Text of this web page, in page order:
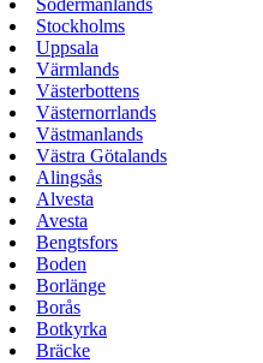
Södermanlands
Stockholms
Uppsala
Värmlands
Västerbottens
Västernorrlands
Västmanlands
Västra Götalands
Alingsås
Alvesta
Avesta
Bengtsfors
Boden
Borlänge
Borås
Botkyrka
Bräcke